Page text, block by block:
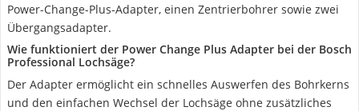
Power-Change-Plus-Adapter, einen Zentrierbohrer sowie zwei
Übergangsadapter.
Wie funktioniert der Power Change Plus Adapter bei der Bosch
Professional Lochsäge?
Der Adapter ermöglicht ein schnelles Auswerfen des Bohrkerns
und den einfachen Wechsel der Lochsäge ohne zusätzliches